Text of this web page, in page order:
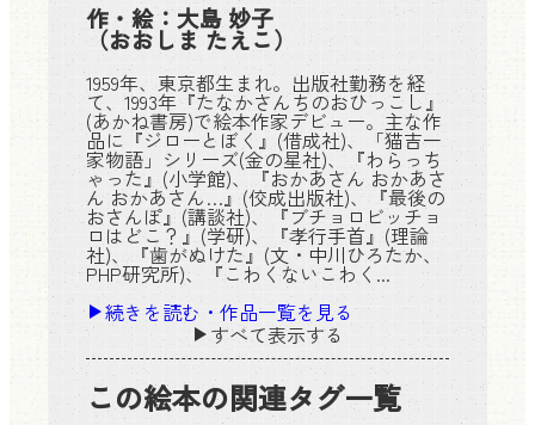
作・絵：大島 妙子
（おおしま たえこ）
1959年、東京都生まれ。出版社勤務を経
て、1993年『たなかさんちのおひっこし』
(あかね書房)で絵本作家デビュー。主な作
品に『ジローとぼく』(借成社)、「猫吉一
家物語」シリーズ(金の星社)、『わらっち
ゃった』(小学館)、『おかあさん おかあさ
ん おかあさん…』(佼成出版社)、『最後の
おさんぽ』(講談社)、『ブチョロビッチョ
ロはどこ？』(学研)、『孝行手首』(理論
社)、『歯がぬけた』(文・中川ひろたか、
PHP研究所)、『こわくないこわく...
続きを読む・作品一覧を見る
すべて表示する
この絵本の関連タグ一覧